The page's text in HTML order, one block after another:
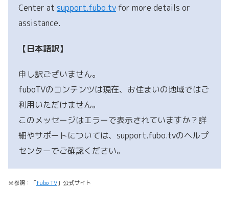
Center at support.fubo.tv for more details or
assistance.
【日本語訳】
申し訳ございません。
fuboTVのコンテンツは現在、お住まいの地域ではご
利用いただけません。
このメッセージはエラーで表示されていますか？詳
細やサポートについては、support.fubo.tvのヘルプ
センターでご確認ください。
※参照：「fubo TV 」公式サイト